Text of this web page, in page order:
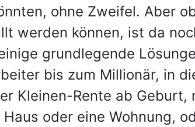
ohne Zweifel. Aber
werden können, ist da
grundlegende
bis zum Millionär, in
Kleinen-Rente ab
oder eine Wohnung,